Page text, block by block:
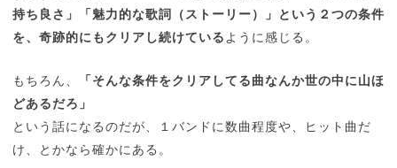
持ち良さ」「魅力的な歌詞（ストーリー）」という２つの条件
を、奇跡的にもクリアし続けている ように感じる。
もちろん、
「そんな条件をクリアしてる曲なんか世の中に山ほ
どあるだろ」
という話になるのだが、１バンドに数曲程度や、ヒット曲だ
け、とかなら確かにある。